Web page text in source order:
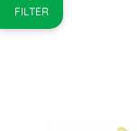
FILTER